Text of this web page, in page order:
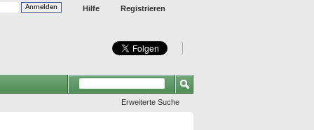
Registrieren
Hilfe
Erweiterte Suche